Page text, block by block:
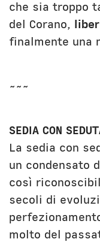
che sia troppo
del Corano,
finalmente una
~~~
SEDIA CON
La sedia con
un condensato
così
secoli di
molto del